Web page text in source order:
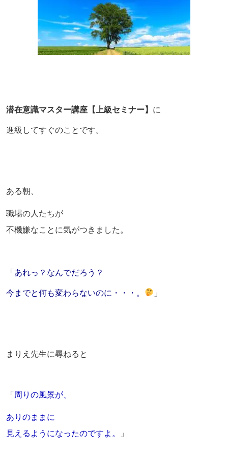
潜在意識マスター講座【上級セミナー】 に
進級してすぐのことです。
ある朝、
職場の人たちが
不機嫌なことに気がつきました。
「 あれっ？なんでだろう？
今までと何も変わらないのに・・・。 」
まりえ先生に尋ねると
「 周りの風景が、
ありのままに
見えるようになったのですよ。
」